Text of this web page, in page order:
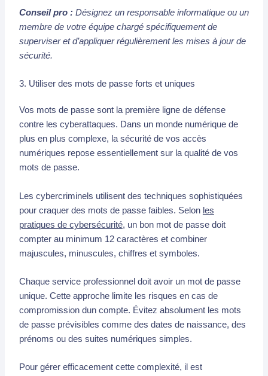
Conseil pro : Désignez un responsable informatique ou un
membre de votre équipe chargé spécifiquement de
superviser et d’appliquer régulièrement les mises à jour de
sécurité.
3. Utiliser des mots de passe forts et uniques
Vos mots de passe sont la première ligne de défense
contre les cyberattaques. Dans un monde numérique de
plus en plus complexe, la sécurité de vos accès
numériques repose essentiellement sur la qualité de vos
mots de passe.
Les cybercriminels utilisent des techniques sophistiquées
pour craquer des mots de passe faibles. Selon les
pratiques de cybersécurité, un bon mot de passe doit
compter au minimum 12 caractères et combiner
majuscules, minuscules, chiffres et symboles.
Chaque service professionnel doit avoir un mot de passe
unique. Cette approche limite les risques en cas de
compromission dun compte. Évitez absolument les mots
de passe prévisibles comme des dates de naissance, des
prénoms ou des suites numériques simples.
Pour gérer efficacement cette complexité, il est